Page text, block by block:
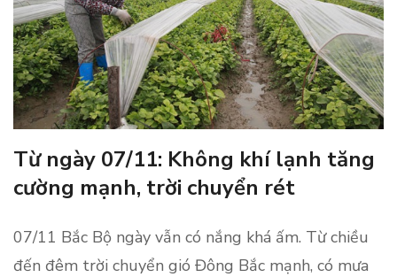
Từ ngày 07/11: Không khí lạnh tăng
cường mạnh, trời chuyển rét
07/11 Bắc Bộ ngày vẫn có nắng khá ấm. Từ chiều
đến đêm trời chuyển gió Đông Bắc mạnh, có mưa